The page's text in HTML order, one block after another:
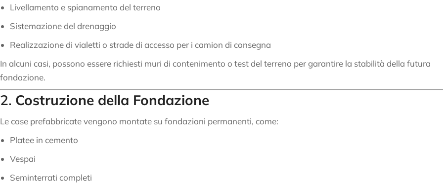
Livellamento e spianamento del terreno
Sistemazione del drenaggio
Realizzazione di vialetti o strade di accesso per i camion di consegna
In alcuni casi, possono essere richiesti muri di contenimento o test del terreno per garantire la stabilità della futura
fondazione.
2. Costruzione della Fondazione
Le case prefabbricate vengono montate su fondazioni permanenti, come:
Platee in cemento
Vespai
Seminterrati completi